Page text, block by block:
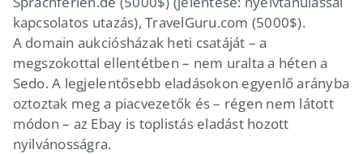
kapcsolatos utazás), TravelGuru.com (5000$).
A domain aukciósházak heti csatáját – a
megszokottal ellentétben – nem uralta a héten a
Sedo. A legjelentősebb eladásokon egyenlő arányba
oztoztak meg a piacvezetők és – régen nem látott
módon – az Ebay is toplistás eladást hozott
nyilvánosságra.